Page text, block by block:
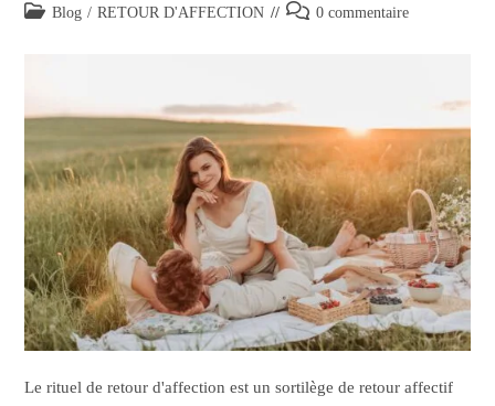
Blog / RETOUR D'AFFECTION 0 commentaire
Le rituel de retour d'affection est un sortilège de retour affectif